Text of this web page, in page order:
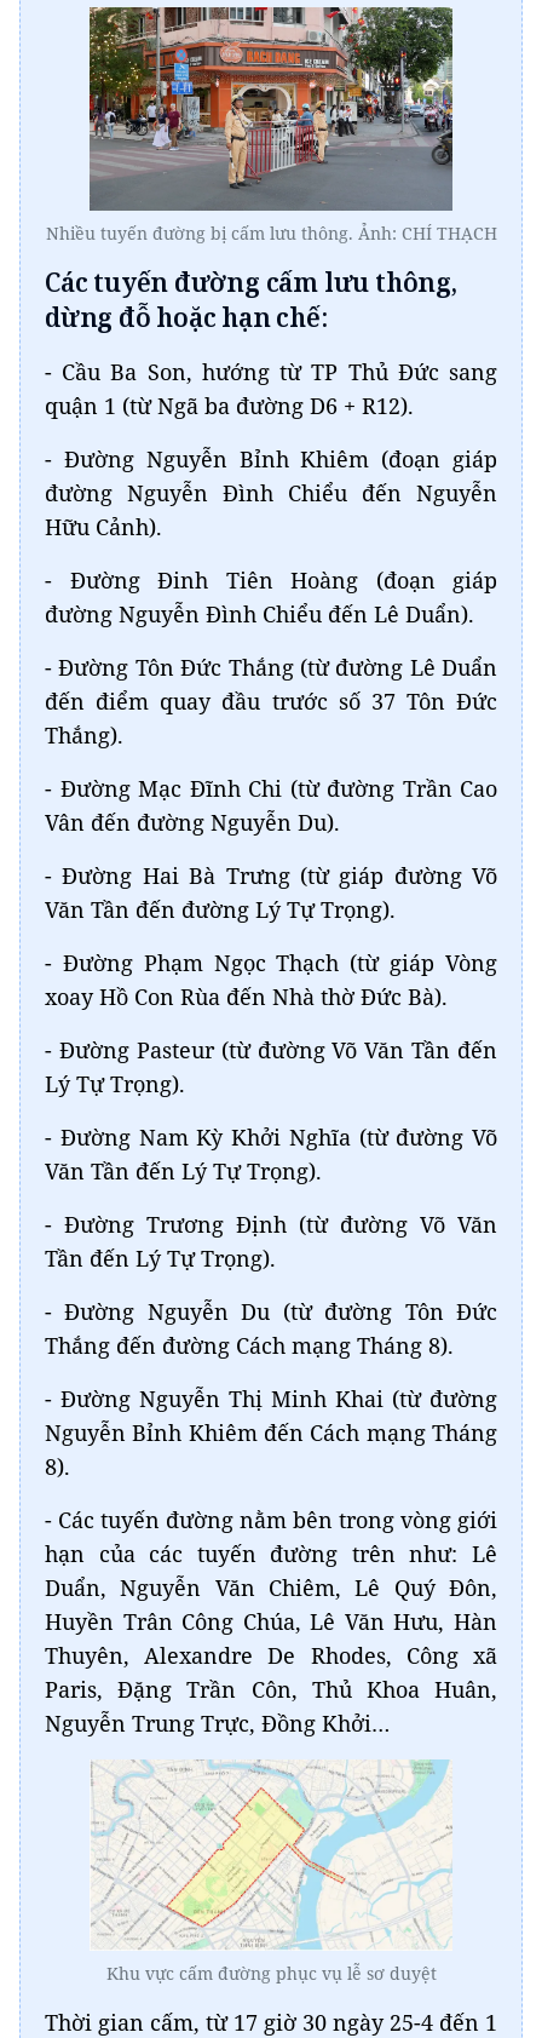
Nhiều tuyến đường bị cấm lưu thông. Ảnh: CHÍ THẠCH
Các tuyến đường cấm lưu thông,
dừng đỗ hoặc hạn chế:
- Cầu Ba Son, hướng từ TP Thủ Đức sang
quận 1 (từ Ngã ba đường D6 + R12).
- Đường Nguyễn Bỉnh Khiêm (đoạn giáp
đường Nguyễn Đình Chiểu đến Nguyễn
Hữu Cảnh).
- Đường Đinh Tiên Hoàng (đoạn giáp
đường Nguyễn Đình Chiểu đến Lê Duẩn).
- Đường Tôn Đức Thắng (từ đường Lê Duẩn
đến điểm quay đầu trước số 37 Tôn Đức
Thắng).
- Đường Mạc Đĩnh Chi (từ đường Trần Cao
Vân đến đường Nguyễn Du).
- Đường Hai Bà Trưng (từ giáp đường Võ
Văn Tần đến đường Lý Tự Trọng).
- Đường Phạm Ngọc Thạch (từ giáp Vòng
xoay Hồ Con Rùa đến Nhà thờ Đức Bà).
- Đường Pasteur (từ đường Võ Văn Tần đến
Lý Tự Trọng).
- Đường Nam Kỳ Khởi Nghĩa (từ đường Võ
Văn Tần đến Lý Tự Trọng).
- Đường Trương Định (từ đường Võ Văn
Tần đến Lý Tự Trọng).
- Đường Nguyễn Du (từ đường Tôn Đức
Thắng đến đường Cách mạng Tháng 8).
- Đường Nguyễn Thị Minh Khai (từ đường
Nguyễn Bỉnh Khiêm đến Cách mạng Tháng
8).
- Các tuyến đường nằm bên trong vòng giới
hạn của các tuyến đường trên như: Lê
Duẩn, Nguyễn Văn Chiêm, Lê Quý Đôn,
Huyền Trân Công Chúa, Lê Văn Hưu, Hàn
Thuyên, Alexandre De Rhodes, Công xã
Paris, Đặng Trần Côn, Thủ Khoa Huân,
Nguyễn Trung Trực, Đồng Khởi…
Khu vực cấm đường phục vụ lễ sơ duyệt
Thời gian cấm, từ 17 giờ 30 ngày 25-4 đến 1